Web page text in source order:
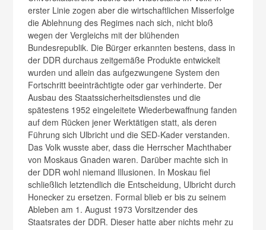
erster Linie zogen aber die wirtschaftlichen Misserfolge
die Ablehnung des Regimes nach sich, nicht bloß
wegen der Vergleichs mit der blühenden
Bundesrepublik. Die Bürger erkannten bestens, dass in
der DDR durchaus zeitgemäße Produkte entwickelt
wurden und allein das aufgezwungene System den
Fortschritt beeinträchtigte oder gar verhinderte. Der
Ausbau des Staatssicherheitsdienstes und die
spätestens 1952 eingeleitete Wiederbewaffnung fanden
auf dem Rücken jener Werktätigen statt, als deren
Führung sich Ulbricht und die SED-Kader verstanden.
Das Volk wusste aber, dass die Herrscher Machthaber
von Moskaus Gnaden waren. Darüber machte sich in
der DDR wohl niemand Illusionen. In Moskau fiel
schließlich letztendlich die Entscheidung, Ulbricht durch
Honecker zu ersetzen. Formal blieb er bis zu seinem
Ableben am 1. August 1973 Vorsitzender des
Staatsrates der DDR. Dieser hatte aber nichts mehr zu